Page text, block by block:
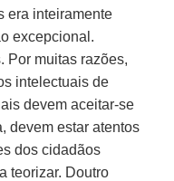
era inteiramente
excepcional.
Por muitas razões,
intelectuais de
devem aceitar-se
devem estar atentos
dos cidadãos
teorizar. Doutro